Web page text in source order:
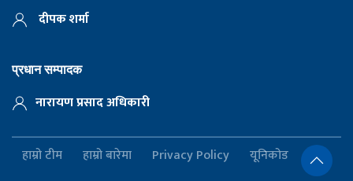
दीपक शर्मा
प्रधान सम्पादक
नारायण प्रसाद अधिकारी
हाम्रो टीम हाम्रो बारेमा Privacy Policy यूनिकोड